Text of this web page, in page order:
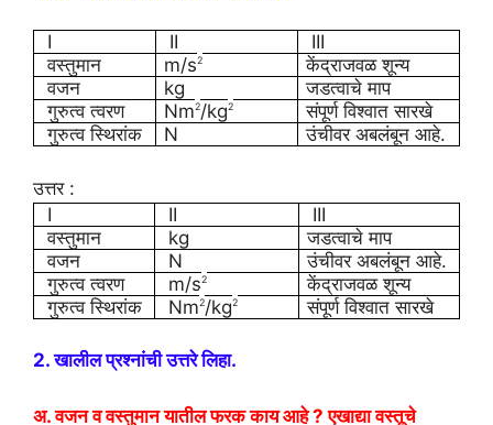
I II
III
वस्तुमान
m/s2
केंद्राजवळ शून्य
वजन
kg
जडत्वाचे माप
गुरुत्व त्वरण
Nm2/kg2
संपूर्ण विश्वात सारखे
गुरुत्व स्थिरांक
N उंचीवर अबलंबून आहे.
उत्तर :
I
II
III
वस्तुमान
kg
जडत्वाचे माप
वजन
N
उंचीवर अबलंबून आहे.
गुरुत्व त्वरण
m/s2
केंद्राजवळ शून्य
गुरुत्व स्थिरांक
Nm2/kg2 संपूर्ण विश्वात सारखे
2. खालील प्रश्नांची उत्तरे लिहा.
अ. वजन व वस्तुमान यातील फरक काय आहे ? एखाद्या वस्तूचे